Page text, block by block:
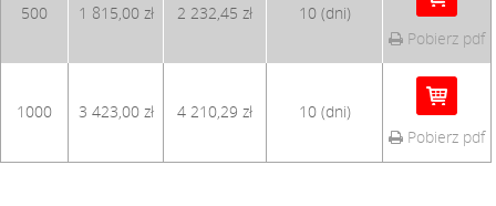
500 1 815,00 zł 2 232,45 zł
10 (dni)
Pobierz pdf
1000 3 423,00 zł 4 210,29 zł
10 (dni)
Pobierz pdf